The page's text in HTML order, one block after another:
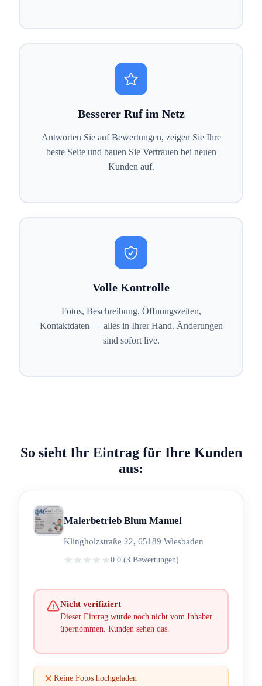
Besserer Ruf im Netz
Antworten Sie auf Bewertungen, zeigen Sie Ihre
beste Seite und bauen Sie Vertrauen bei neuen
Kunden auf.
Volle Kontrolle
Fotos, Beschreibung, Öffnungszeiten,
Kontaktdaten — alles in Ihrer Hand. Änderungen
sind sofort live.
So sieht Ihr Eintrag für Ihre Kunden
aus:
Malerbetrieb Blum Manuel
Klingholzstraße 22, 65189 Wiesbaden
0.0 (3 Bewertungen)
Nicht verifiziert
Dieser Eintrag wurde noch nicht vom Inhaber
übernommen. Kunden sehen das.
Keine Fotos hochgeladen